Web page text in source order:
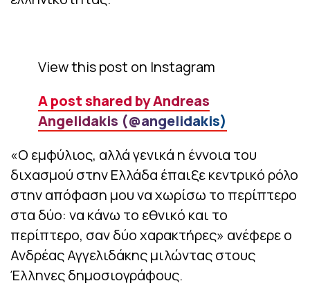
View this post on Instagram
A post shared by Andreas
Angelidakis (@angelidakis)
«Ο εμφύλιος, αλλά γενικά η έννοια του
διχασμού στην Ελλάδα έπαιξε κεντρικό ρόλο
στην απόφαση μου να χωρίσω το περίπτερο
στα δύο: να κάνω το εθνικό και το
περίπτερο, σαν δύο χαρακτήρες» ανέφερε ο
Ανδρέας Αγγελιδάκης μιλώντας στους
Έλληνες δημοσιογράφους.